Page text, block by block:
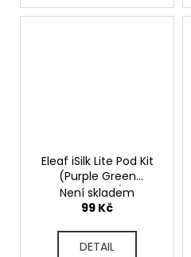
Eleaf iSilk Lite Pod Kit
(Purple Green
Gradient)
Není skladem
99 Kč
DETAIL